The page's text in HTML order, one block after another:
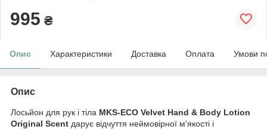
995 ₴
Опис Характеристики Доставка Оплата Умови
Опис
Лосьйон для рук і тіла MKS-ECO Velvet Hand & Body Lotion
Original Scent дарує відчуття неймовірної м'якості і